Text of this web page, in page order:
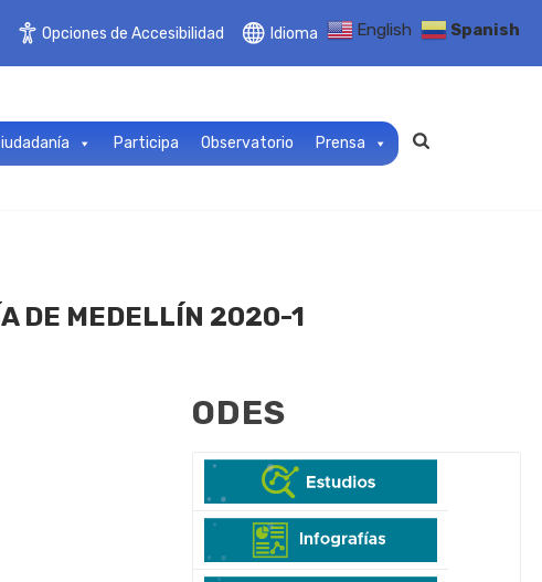
Opciones de Accesibilidad Idioma
Participa Observatorio Prensa
DE MEDELLÍN 2020-1
ODES
English Spanish